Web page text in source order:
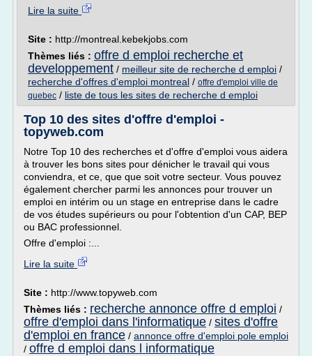
Lire la suite
Site : http://montreal.kebekjobs.com
Thèmes liés : offre d emploi recherche et
developpement / meilleur site de recherche d emploi /
recherche d'offres d'emploi montreal / offre d'emploi ville de
quebec / liste de tous les sites de recherche d emploi
Top 10 des sites d'offre d'emploi -
topyweb.com
Notre Top 10 des recherches et d'offre d'emploi vous aidera
à trouver les bons sites pour dénicher le travail qui vous
conviendra, et ce, que que soit votre secteur. Vous pouvez
également chercher parmi les annonces pour trouver un
emploi en intérim ou un stage en entreprise dans le cadre
de vos études supérieurs ou pour l'obtention d'un CAP, BEP
ou BAC professionnel.
Offre d'emploi :...
Lire la suite
Site : http://www.topyweb.com
Thèmes liés : recherche annonce offre d emploi /
offre d'emploi dans l'informatique / sites d'offre
d'emploi en france / annonce offre d'emploi pole emploi
/ offre d emploi dans l informatique